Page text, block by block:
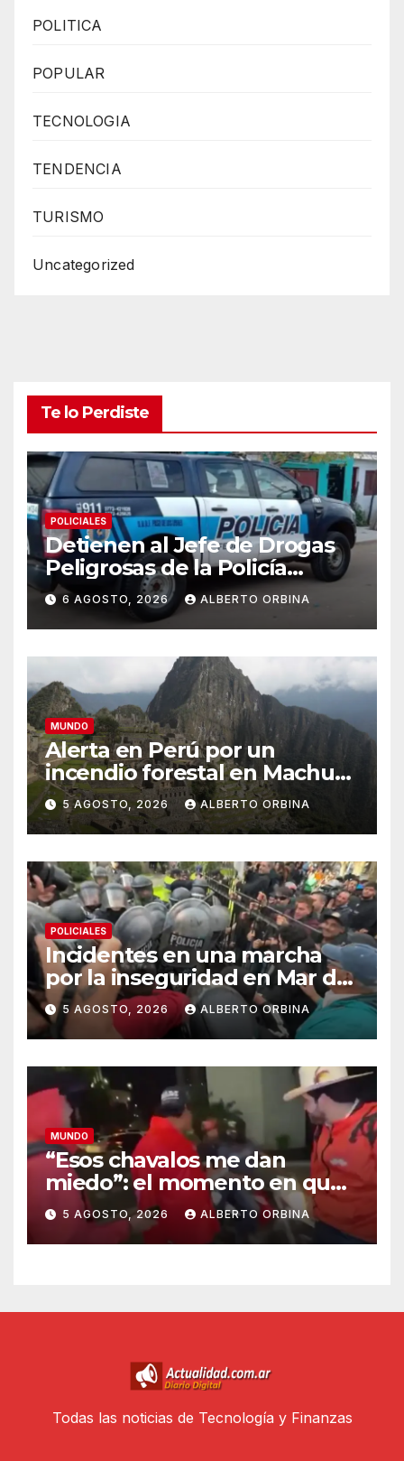
POLITICA
POPULAR
TECNOLOGIA
TENDENCIA
TURISMO
Uncategorized
Te lo Perdiste
POLICIALES
Detienen al Jefe de Drogas
Peligrosas de la Policía
Federal en Córdoba: enfrenta
varios cargos
6 AGOSTO, 2026 ALBERTO ORBINA
MUNDO
Alerta en Perú por un
incendio forestal en Machu
Picchu que afecta el servicio
de trenes hacia el santuario
5 AGOSTO, 2026 ALBERTO ORBINA
POLICIALES
Incidentes en una marcha
por la inseguridad en Mar del
Plata: vecinos piden que
cambien la cúpula policial
5 AGOSTO, 2026 ALBERTO ORBINA
MUNDO
“Esos chavalos me dan
miedo”: el momento en que
los sicarios marcaron al
influencer mexicano César
Gastélum antes de asesinarlo
5 AGOSTO, 2026 ALBERTO ORBINA
Todas las noticias de Tecnología y Finanzas